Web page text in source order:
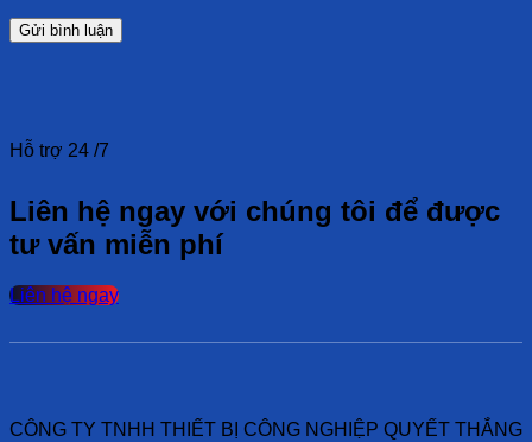
Hỗ trợ 24 /7
Liên hệ ngay với chúng tôi để được
tư vấn miễn phí
Liên hệ ngay
CÔNG TY TNHH THIẾT BỊ CÔNG NGHIỆP QUYẾT THẮNG